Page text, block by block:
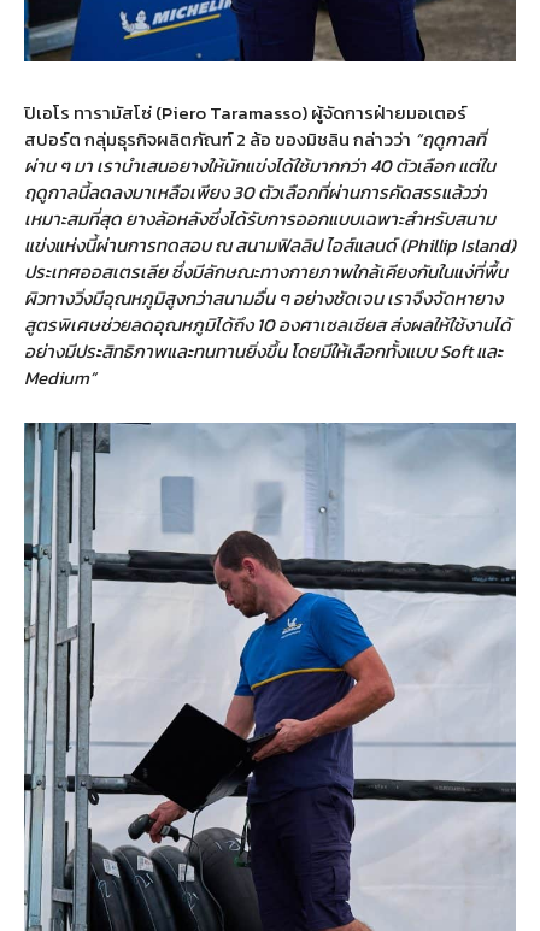
ปิเอโร ทารามัสโซ่ (Piero Taramasso) ผู้จัดการฝ่ายมอเตอร์
สปอร์ต กลุ่มธุรกิจผลิตภัณฑ์ 2 ล้อ ของมิชลิน กล่าวว่า “ฤดูกาลที่
ผ่าน ๆ มา เรานำเสนอยางให้นักแข่งได้ใช้มากกว่า 40 ตัวเลือก แต่ใน
ฤดูกาลนี้ลดลงมาเหลือเพียง 30 ตัวเลือกที่ผ่านการคัดสรรแล้วว่า
เหมาะสมที่สุด ยางล้อหลังซึ่งได้รับการออกแบบเฉพาะสำหรับสนาม
แข่งแห่งนี้ผ่านการทดสอบ ณ สนามฟิลลิป ไอส์แลนด์ (Phillip Island)
ประเทศออสเตรเลีย ซึ่งมีลักษณะทางกายภาพใกล้เคียงกันในแง่ที่พื้น
ผิวทางวิ่งมีอุณหภูมิสูงกว่าสนามอื่น ๆ อย่างชัดเจน เราจึงจัดหายาง
สูตรพิเศษช่วยลดอุณหภูมิได้ถึง 10 องศาเซลเซียส ส่งผลให้ใช้งานได้
อย่างมีประสิทธิภาพและทนทานยิ่งขึ้น โดยมีให้เลือกทั้งแบบ Soft และ
Medium”